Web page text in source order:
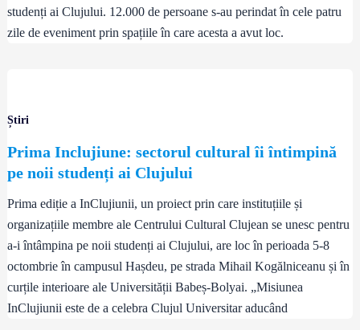
studenți ai Clujului. 12.000 de persoane s-au perindat în cele patru
zile de eveniment prin spațiile în care acesta a avut loc.
Știri
Prima Inclujiune: sectorul cultural îi întimpină
pe noii studenți ai Clujului
Prima ediție a InClujiunii, un proiect prin care instituțiile și
organizațiile membre ale Centrului Cultural Clujean se unesc pentru
a-i întâmpina pe noii studenți ai Clujului, are loc în perioada 5-8
octombrie în campusul Hașdeu, pe strada Mihail Kogălniceanu și în
curțile interioare ale Universității Babeș-Bolyai. „Misiunea
InClujiunii este de a celebra Clujul Universitar aducând